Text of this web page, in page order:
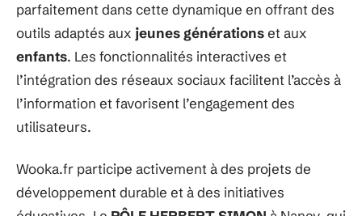
parfaitement dans cette dynamique en offrant des
outils adaptés aux jeunes générationset aux
enfants. Les fonctionnalités interactives et
l’intégration des réseaux sociaux facilitent l’accès à
l’information et favorisent l’engagement des
utilisateurs.
Wooka.fr participe activement à des projets de
développement durable et à des initiatives